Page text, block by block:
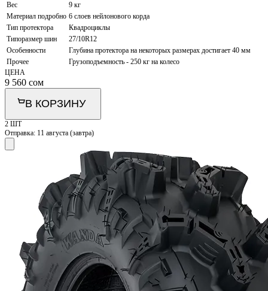
Вес
9 кг
Материал подробно 6 слоев нейлонового корда
Тип протектора
Квадроциклы
Типоразмер шин
27/10R12
Особенности
Глубина протектора на некоторых размерах достигает 40 мм
Прочее
Грузоподъемность - 250 кг на колесо
ЦЕНА
9 560 сом
В КОРЗИНУ
2 ШТ
Отправка: 11 августа (завтра)